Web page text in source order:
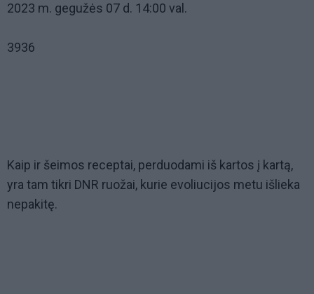
2023 m. gegužės 07 d. 14:00 val.
3936
Kaip ir šeimos receptai, perduodami iš kartos į kartą,
yra tam tikri DNR ruožai, kurie evoliucijos metu išlieka
nepakitę.